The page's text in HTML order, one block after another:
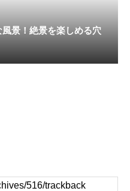
景！絶景を楽しめる穴